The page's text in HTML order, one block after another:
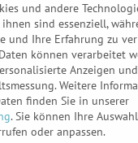
*
und andere
sind essenziell,
und Ihre Erfahrung zu
können verarbeitet
Anzeigen
Weitere
finden Sie in unserer
. Sie können Ihre
oder anpassen.